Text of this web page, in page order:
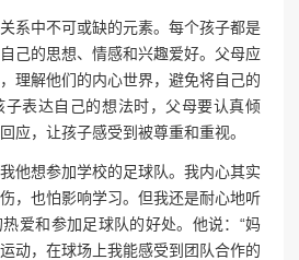
系中不可或缺的元素。每个孩子都是
己的思想、情感和兴趣爱好。父母应
理解他们的内心世界，避免将自己的
子表达自己的想法时，父母要认真倾
应，让孩子感受到被尊重和重视。
他想参加学校的足球队。我内心其实
，也怕影响学习。但我还是耐心地听
爱和参加足球队的好处。他说：“妈
动，在球场上我能感受到团队合作的